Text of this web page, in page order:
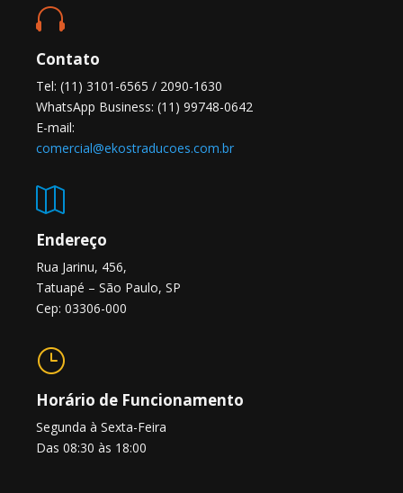

Contato
Tel: (11) 3101-6565 / 2090-1630
WhatsApp Business: (11) 99748-0642
E-mail:
comercial@ekostraducoes.com.br

Endereço
Rua Jarinu, 456,
Tatuapé – São Paulo, SP
Cep: 03306-000
}
Horário de Funcionamento
Segunda à Sexta-Feira
Das 08:30 às 18:00